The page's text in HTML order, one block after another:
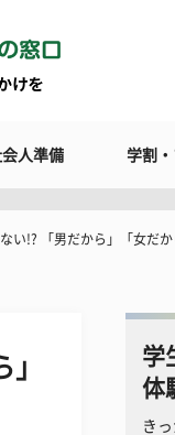
人準備 学割
い!? 「男だから」「女だ
学
体
き